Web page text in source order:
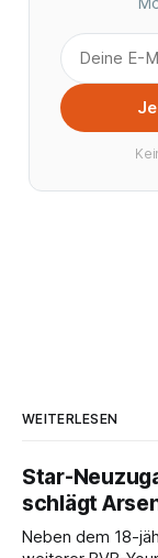
WEITERLESEN
Star-
schlägt
Neben dem 18-